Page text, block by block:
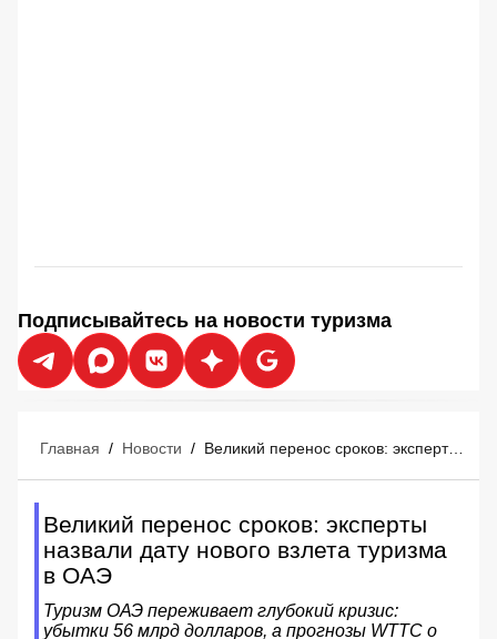
Подписывайтесь на новости туризма
Главная / Новости / Великий перенос сроков: эксперты назвали дату нового взлета туризма в ОАЭ
Великий перенос сроков: эксперты
назвали дату нового взлета туризма
в ОАЭ
Туризм ОАЭ переживает глубокий кризис:
убытки 56 млрд долларов, а прогнозы WTTC о